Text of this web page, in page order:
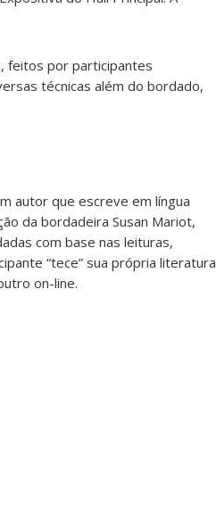
feitos por participantes
técnicas além do bordado,
autor que escreve em língua
da bordadeira Susan Mariot,
com base nas leituras,
“tece” sua própria literatura
on-line.